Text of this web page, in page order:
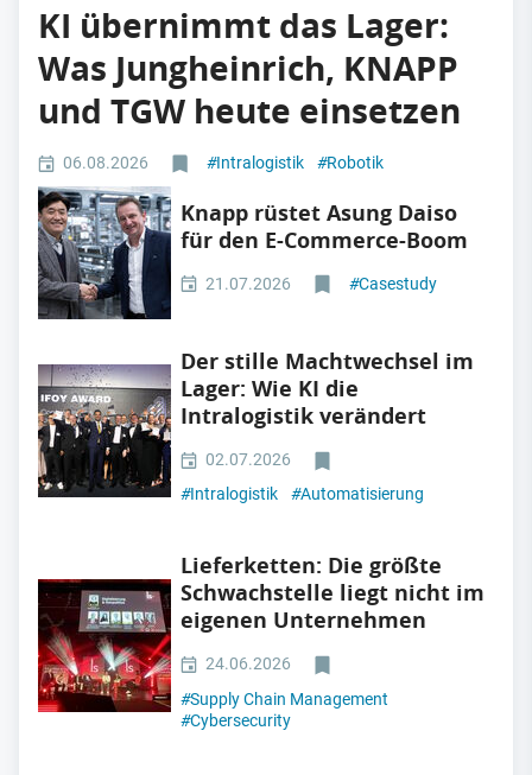
KI übernimmt das Lager:
Was Jungheinrich, KNAPP
und TGW heute einsetzen
06.08.2026 #Intralogistik #Robotik
Knapp rüstet Asung Daiso
für den E-Commerce-Boom
21.07.2026 #Casestudy
Der stille Machtwechsel im
Lager: Wie KI die
Intralogistik verändert
02.07.2026
#Intralogistik #Automatisierung
Lieferketten: Die größte
Schwachstelle liegt nicht im
eigenen Unternehmen
24.06.2026
#Supply Chain Management
#Cybersecurity